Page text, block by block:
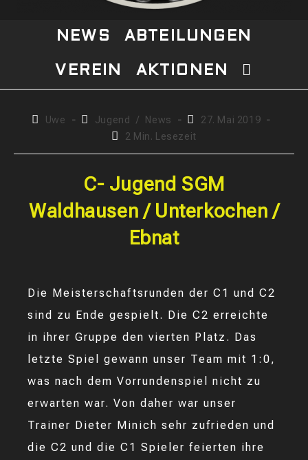
NEWS ABTEILUNGEN
VEREIN AKTIONEN
Beitrags-
Uwe
Beitrags-
Kategorie:
Jugend / News
Beitrag
veröffentlicht:
27. Mai 2019
Lesedauer:
2 Min. Lesezeit
C- Jugend SGM
Waldhausen / Unterkochen /
Ebnat
Die Meisterschaftsrunden der C1 und C2
sind zu Ende gespielt. Die C2 erreichte
in ihrer Gruppe den vierten Platz. Das
letzte Spiel gewann unser Team mit 1:0,
was nach dem Vorrundenspiel nicht zu
erwarten war. Von daher war unser
Trainer Dieter Minich sehr zufrieden und
die C2 und die C1 Spieler feierten ihre